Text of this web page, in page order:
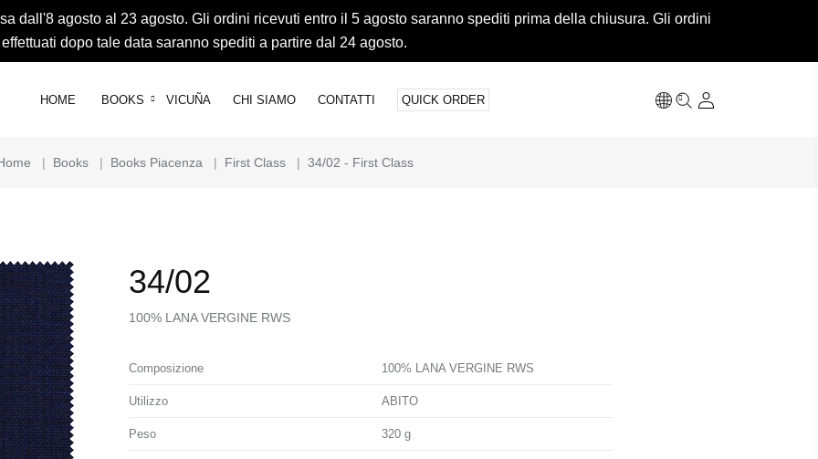
dall'8 agosto al 23 agosto. Gli ordini ricevuti entro il 5 agosto saranno spediti prima della chiusura. Gli ordini
effettuati dopo tale data saranno spediti a partire dal 24 agosto.
HOME BOOKS VICUÑA CHI SIAMO CONTATTI QUICK ORDER
| Books | Books Piacenza | First Class | 34/02 - First Class
34/02
100% LANA VERGINE RWS
Composizione 100% LANA VERGINE RWS
Utilizzo ABITO
Peso 320 g